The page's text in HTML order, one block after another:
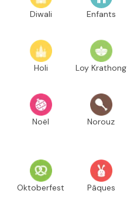
Diwali Enfants
Holi Loy Krathong
Noël Norouz
Oktoberfest Pâques